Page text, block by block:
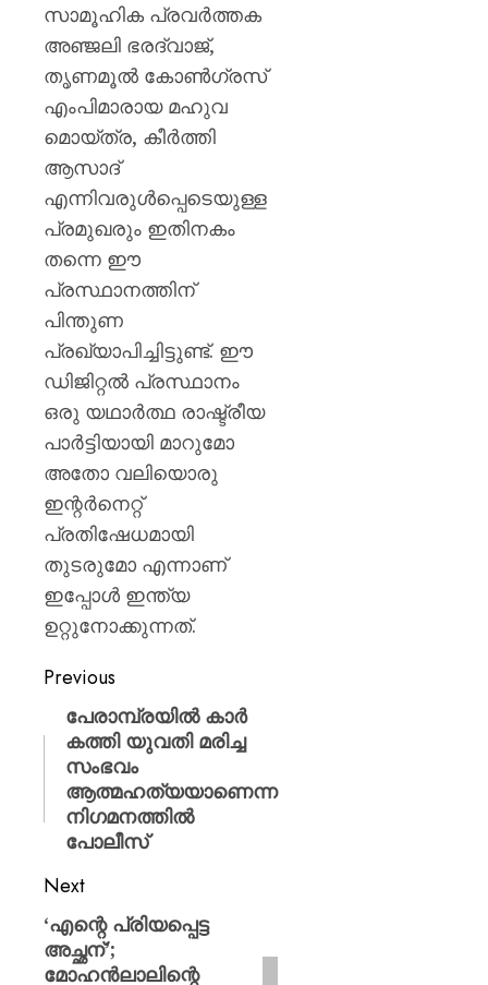
സാമൂഹിക പ്രവർത്തക
അഞ്ജലി ഭരദ്വാജ്,
തൃണമൂൽ കോൺഗ്രസ്
എംപിമാരായ മഹുവ
മൊയ്ത്ര, കീർത്തി
ആസാദ്
എന്നിവരുൾപ്പെടെയുള്ള
പ്രമുഖരും ഇതിനകം
തന്നെ ഈ
പ്രസ്ഥാനത്തിന്
പിന്തുണ
പ്രഖ്യാപിച്ചിട്ടുണ്ട്. ഈ
ഡിജിറ്റൽ പ്രസ്ഥാനം
ഒരു യഥാർത്ഥ രാഷ്ട്രീയ
പാർട്ടിയായി മാറുമോ
അതോ വലിയൊരു
ഇന്റർനെറ്റ്
പ്രതിഷേധമായി
തുടരുമോ എന്നാണ്
ഇപ്പോൾ ഇന്ത്യ
ഉറ്റുനോക്കുന്നത്.
Previous
പേരാമ്പ്രയിൽ കാർ
കത്തി യുവതി മരിച്ച
സംഭവം
ആത്മഹത്യയാണെന്ന
നിഗമനത്തിൽ
പോലീസ്
Next
‘എന്റെ പ്രിയപ്പെട്ട
അച്ഛന്’;
മോഹൻലാലിന്റെ